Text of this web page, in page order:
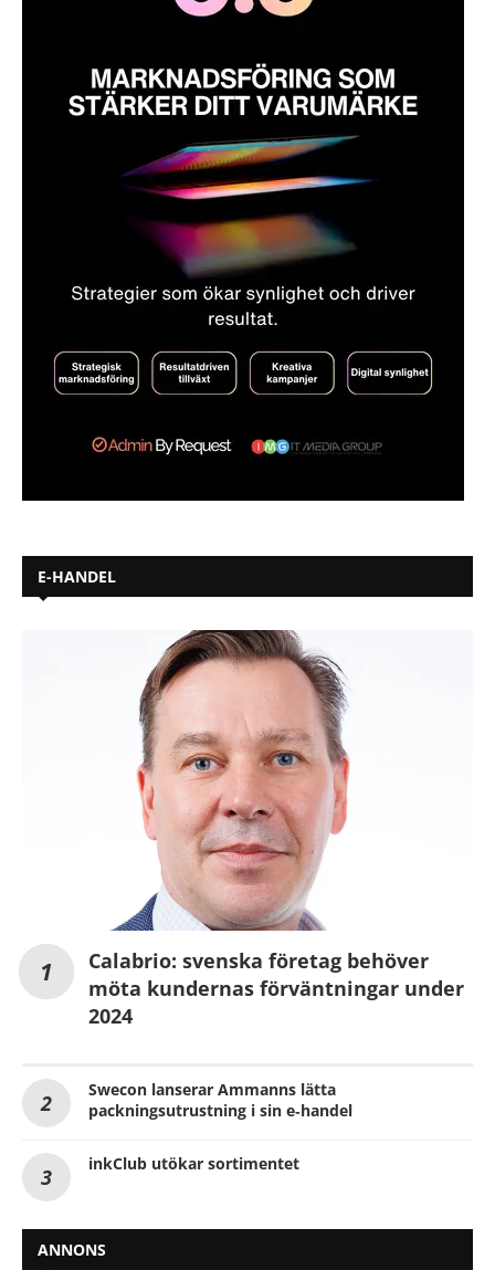
E-HANDEL
Calabrio: svenska företag behöver
möta kundernas förväntningar under
2024
Swecon lanserar Ammanns lätta
packningsutrustning i sin e‑handel
inkClub utökar sortimentet
ANNONS